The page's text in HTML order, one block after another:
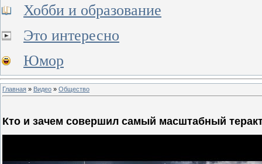
Хобби и образование
Это интересно
Юмор
Главная » Видео » Общество
Кто и зачем совершил самый масштабный